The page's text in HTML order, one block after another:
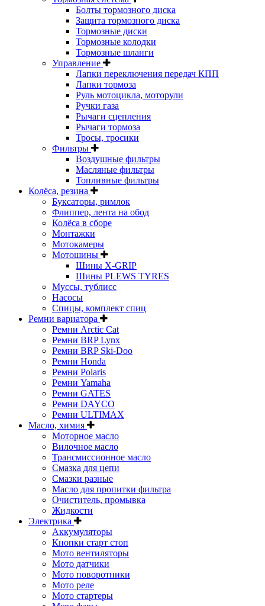
Болты тормозного диска
Защита тормозного диска
Тормозные диски
Тормозные колодки
Тормозные шланги
Управление
Лапки переключения передач КПП
Лапки тормоза
Руль мотоцикла, моторули
Ручки газа
Рычаги сцепления
Рычаги тормоза
Тросы, тросики
Фильтры
Воздушные фильтры
Масляные фильтры
Топливные фильтры
Колёса, резина
Буксаторы, римлок
Флиппер, лента на обод
Колёса в сборе
Монтажки
Мотокамеры
Мотошины
Шины X-GRIP
Шины PLEWS TYRES
Муссы, тублисс
Насосы
Спицы, комплект спиц
Ремни вариатора
Ремни Arctic Cat
Ремни BRP Lynx
Ремни BRP Ski-Doo
Ремни Honda
Ремни Polaris
Ремни Yamaha
Ремни GATES
Ремни DAYCO
Ремни ULTIMAX
Масло, химия
Моторное масло
Вилочное масло
Трансмиссионное масло
Смазка для цепи
Смазки разные
Масло для пропитки фильтра
Очиститель, промывка
Жидкости
Электрика
Аккумуляторы
Кнопки старт стоп
Мото вентиляторы
Мото датчики
Мото поворотники
Мото реле
Мото стартеры